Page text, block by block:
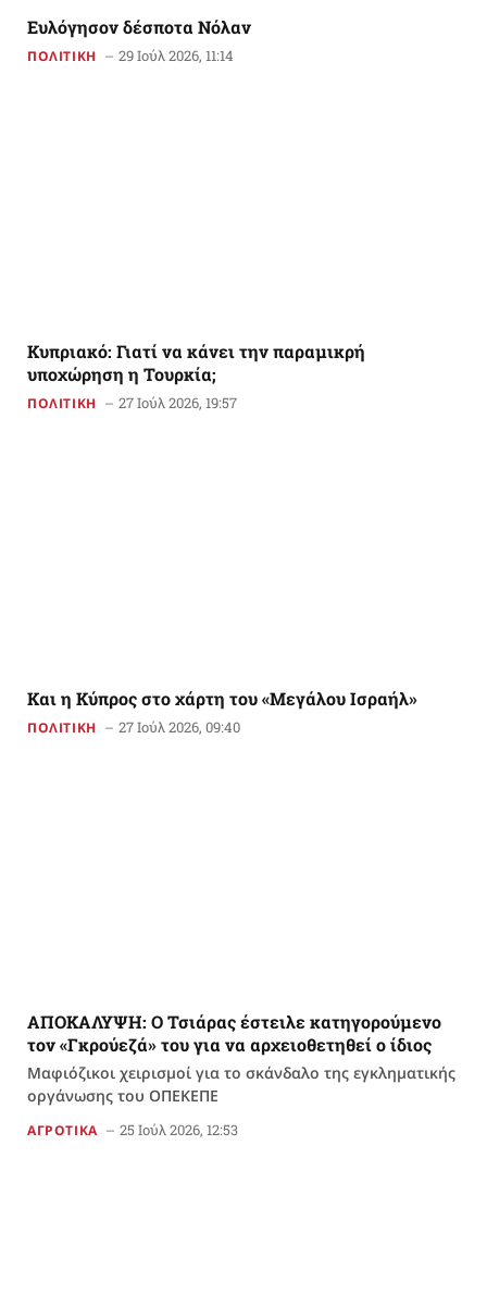
Ευλόγησον δέσποτα Νόλαν
ΠΟΛΙΤΙΚΗ 29 Ιούλ 2026, 11:14
Κυπριακό: Γιατί να κάνει την παραμικρή
υποχώρηση η Τουρκία;
ΠΟΛΙΤΙΚΗ 27 Ιούλ 2026, 19:57
Και η Κύπρος στο χάρτη του «Μεγάλου Ισραήλ»
ΠΟΛΙΤΙΚΗ 27 Ιούλ 2026, 09:40
ΑΠΟΚΑΛΥΨΗ: Ο Τσιάρας έστειλε κατηγορούμενο
τον «Γκρούεζά» του για να αρχειοθετηθεί ο ίδιος
Μαφιόζικοι χειρισμοί για το σκάνδαλο της εγκληματικής
οργάνωσης του ΟΠΕΚΕΠΕ
ΑΓΡΟΤΙΚΑ 25 Ιούλ 2026, 12:53